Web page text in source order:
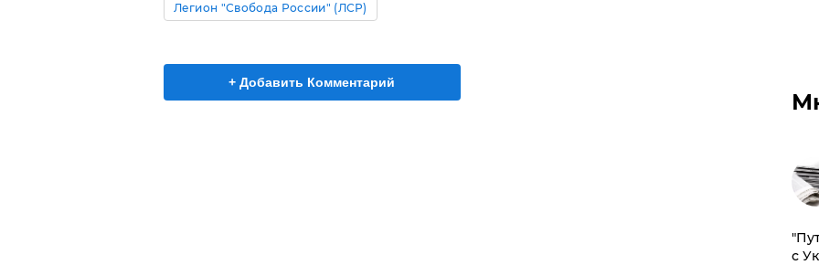
Легион "Свобода России" (ЛСР)
+ Добавить Комментарий
с